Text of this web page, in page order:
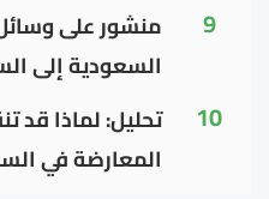
9
منشور على
السعودية إلى
10
تحليل: لماذا قد
المعارضة في